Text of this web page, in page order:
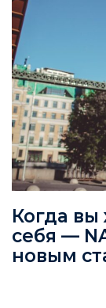
Когда вы
себя —
новым